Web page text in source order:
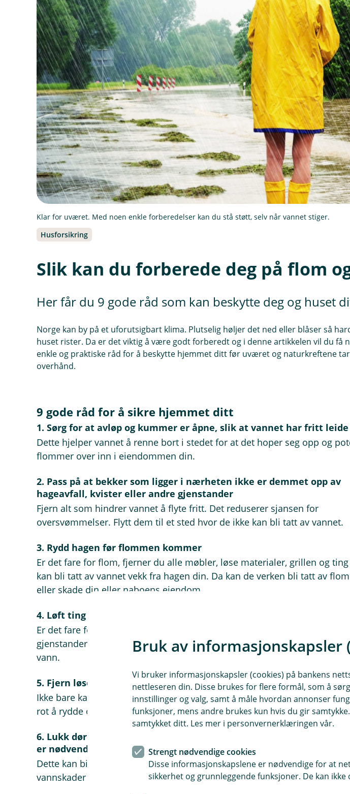
Klar for uværet. Med noen enkle forberedelser kan du stå støtt, selv når vannet stiger.
Husforsikring
Slik kan du forberede deg på flom
Her får du 9 gode råd som kan beskytte deg og huset
Norge kan by på et uforutsigbart klima. Plutselig høljer det ned eller blåser så
huset rister. Da er det viktig å være godt forberedt og i denne artikkelen vil du få
enkle og praktiske råd for å beskytte hjemmet ditt før uværet og naturkreftene tar
overhånd.
9 gode råd for å sikre hjemmet ditt
1. Sørg for at avløp og kummer er åpne, slik at vannet har fritt leide
Dette hjelper vannet å renne bort i stedet for at det hoper seg opp og
flommer over inn i eiendommen din.
2. Pass på at bekker som ligger i nærheten ikke er demmet opp av
hageavfall, kvister eller andre gjenstander
Fjern alt som hindrer vannet å flyte fritt. Det reduserer sjansen for
oversvømmelser. Flytt dem til et sted hvor de ikke kan bli tatt av vannet.
3. Rydd hagen før flommen kommer
Er det fare for flom, fjerner du alle møbler, løse materialer, grillen og
kan bli tatt av vannet vekk fra hagen din. Da kan de verken bli tatt av
eller skade din eller naboens eiendom.
4. Løft ting opp fra gulvet
Er det fare for at vann kan komme inn i kjelleren eller garasjen din, bør
gjenstander opp fra gulvet. Sett ting i hyller, reoler og plastbokser som
vann.
5. Fjern løse tepper og løse gulvbelegg
Ikke bare kan de bli ødelagt av vann eller skade andre ting, men det blir
rot å rydde opp i etterpå.
6. Lukk dører og vinduer til kjeller og loft. Dekk til med sandsekker
er nødvendig
Dette kan bidra til å holde mye av vannet ute og redusere noe av
vannskader inne.
Bruk av informasjonskapsler
Vi bruker informasjonskapsler (cookies) på bankens
nettleseren din. Disse brukes for flere formål, som å
innstillinger og valg, samt å måle hvordan annonser
funksjoner, mens andre brukes kun hvis du gir
samtykket ditt. Les mer i personvernerklæringen vår.
Strengt nødvendige cookies
Disse informasjonskapslene er nødvendige for at
sikkerhet og grunnleggende funksjoner. De kan ikke